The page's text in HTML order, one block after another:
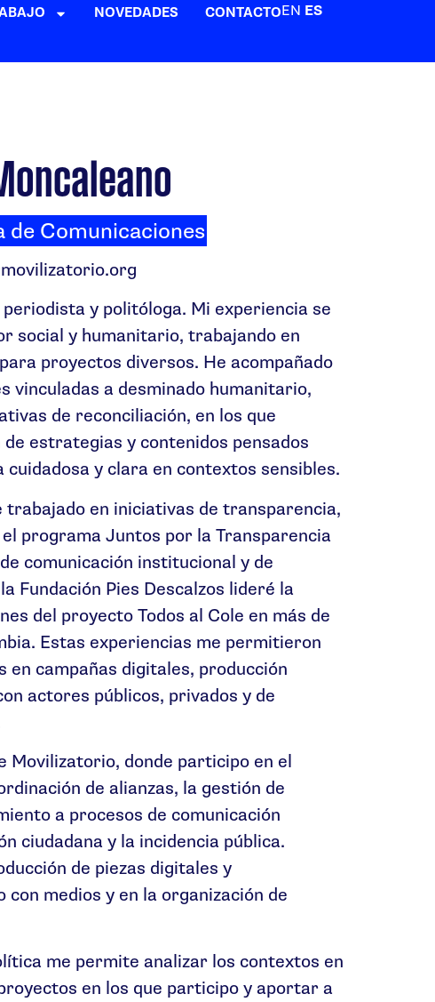
NOVEDADES CONTACTOEN ES
Comunicaciones
y politóloga. Mi experiencia se
social y humanitario, trabajando en
proyectos diversos. He acompañado
vinculadas a desminado humanitario,
de reconciliación, en los que
estrategias y contenidos pensados
y clara en contextos sensibles.
trabajado en iniciativas de transparencia,
programa Juntos por la Transparencia
comunicación institucional y de
Fundación Pies Descalzos lideré la
del proyecto Todos al Cole en más de
Estas experiencias me permitieron
campañas digitales, producción
actores públicos, privados y de
Movilizatorio, donde participo en el
de alianzas, la gestión de
a procesos de comunicación
ciudadana y la incidencia pública.
de piezas digitales y
medios y en la organización de
me permite analizar los contextos en
en los que participo y aportar a